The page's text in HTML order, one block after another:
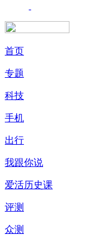
首页
专题
科技
手机
出行
我跟你说
爱活历史课
评测
众测